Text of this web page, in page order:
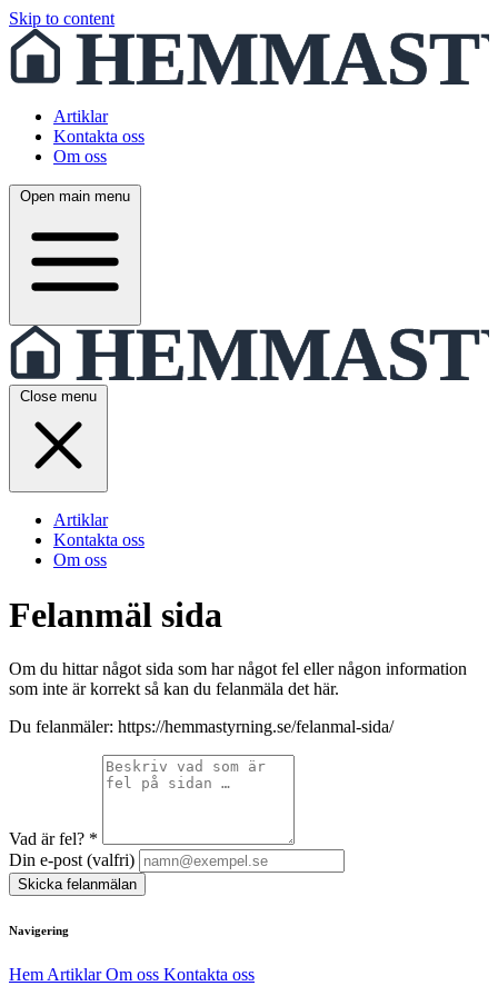
Skip to content
Artiklar
Kontakta oss
Om oss
Open main menu
Close menu
Artiklar
Kontakta oss
Om oss
Felanmäl sida
Om du hittar något sida som har något fel eller någon information
som inte är korrekt så kan du felanmäla det här.
Du felanmäler: https://hemmastyrning.se/felanmal-sida/
Vad är fel? *
Din e-post (valfri)
Skicka felanmälan
Navigering
Hem ArtiklarOm oss Kontakta oss